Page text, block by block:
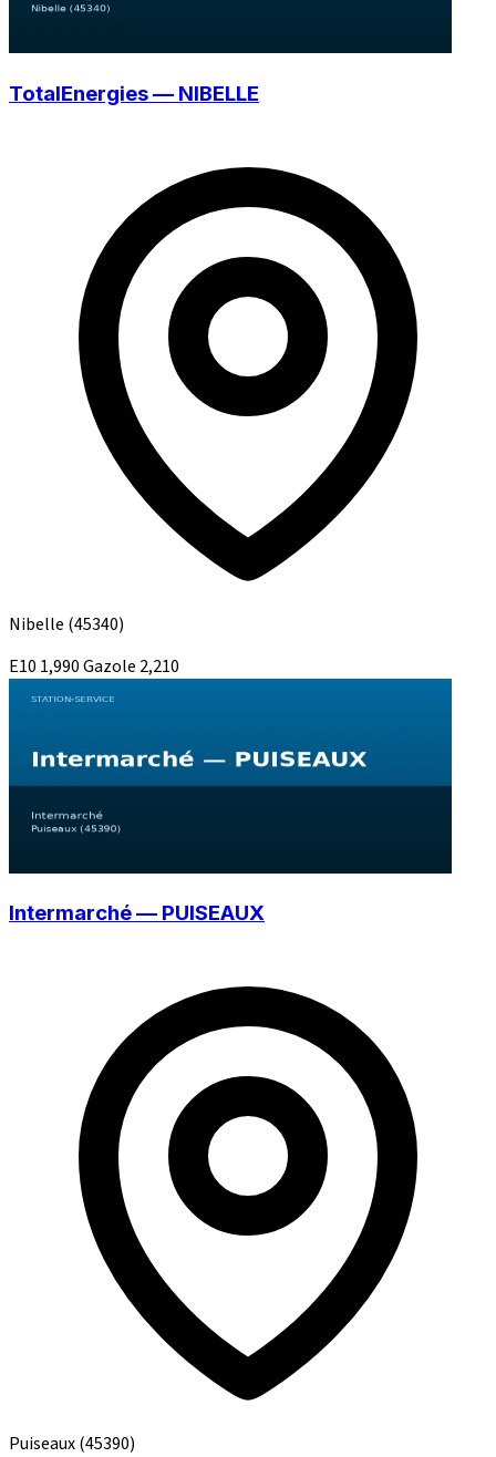
TotalEnergies — NIBELLE
Nibelle (45340)
E10 1,990Gazole 2,210
Intermarché — PUISEAUX
Puiseaux(45390)